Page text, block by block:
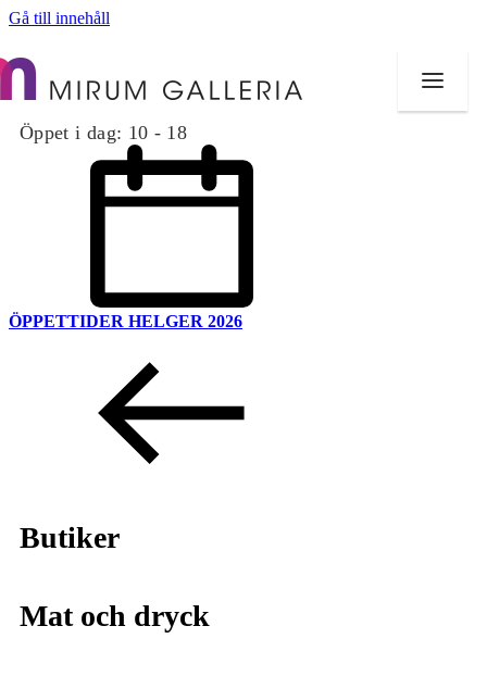
Gå till innehåll
Öppet i dag: 10 - 18
ÖPPETTIDER HELGER 2026
Butiker
Mat och dryck